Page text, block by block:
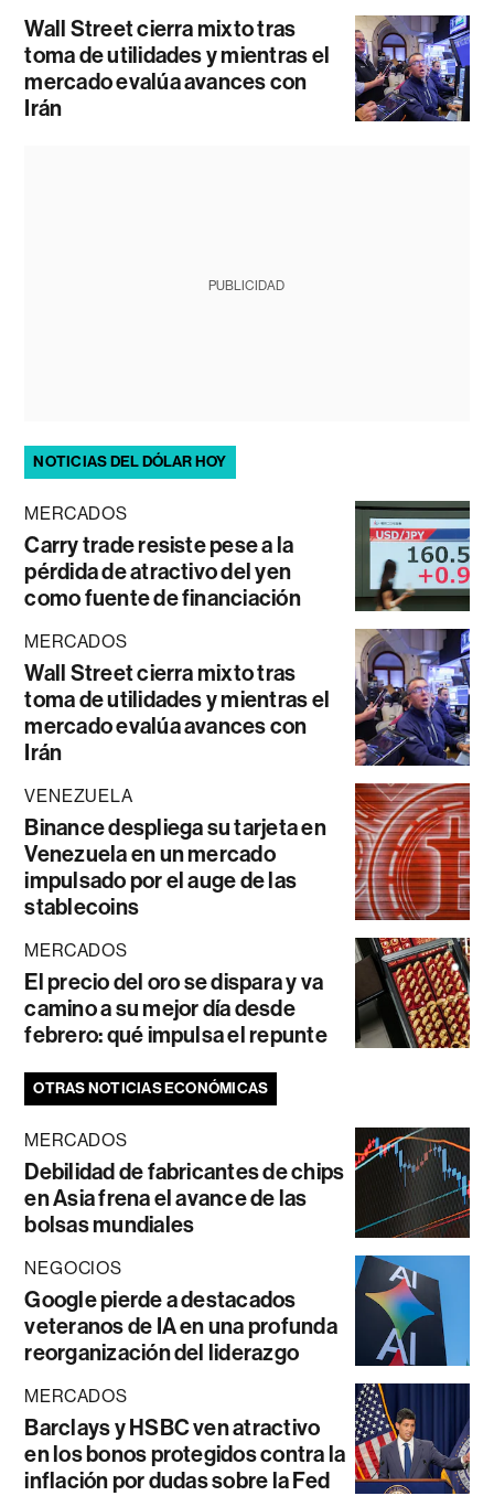
Wall Street cierra mixto tras
toma de utilidades y mientras el
mercado evalúa avances con
Irán
PUBLICIDAD
NOTICIAS DEL DÓLAR HOY
MERCADOS
Carry trade resiste pese a la
pérdida de atractivo del yen
como fuente de financiación
MERCADOS
Wall Street cierra mixto tras
toma de utilidades y mientras el
mercado evalúa avances con
Irán
VENEZUELA
Binance despliega su tarjeta en
Venezuela en un mercado
impulsado por el auge de las
stablecoins
MERCADOS
El precio del oro se dispara y va
camino a su mejor día desde
febrero: qué impulsa el repunte
OTRAS NOTICIAS ECONÓMICAS
MERCADOS
Debilidad de fabricantes de chips
en Asia frena el avance de las
bolsas mundiales
NEGOCIOS
Google pierde a destacados
veteranos de IA en una profunda
reorganización del liderazgo
MERCADOS
Barclays y HSBC ven atractivo
en los bonos protegidos contra la
inflación por dudas sobre la Fed